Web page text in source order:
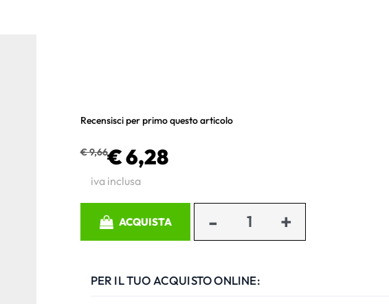
Recensisci per primo questo articolo
€ 9,66€ 6,28
iva inclusa
ACQUISTA
PER IL TUO ACQUISTO ONLINE: